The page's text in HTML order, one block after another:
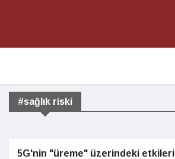
#sağlık riski
5G'nin "üreme" üzerindeki etkileri